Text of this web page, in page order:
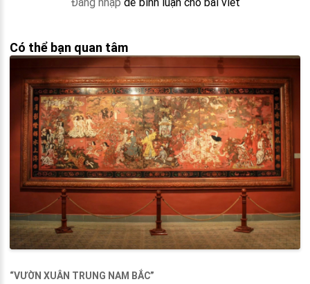
Có thể bạn quan tâm
“VƯỜN XUÂN TRUNG NAM BẮC”